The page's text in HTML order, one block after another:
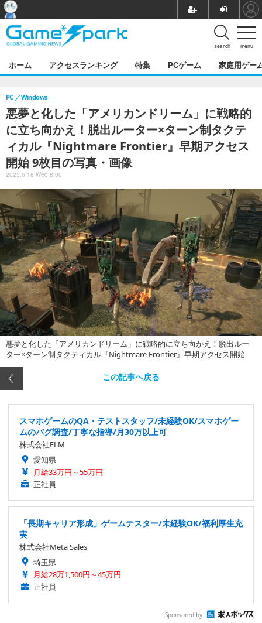
menu
search
ホーム アクセスランキング 特集 PCゲーム 家庭用ゲー
悪夢と化した「アメリカンドリーム」に戦略的
に立ち向かえ！脱出ルーター×ターン制タクテ
ィカル『Nightmare Frontier』早期アクセス
開始 9枚目の写真・画像
PC Windows
2025.6.18 Wed 8:00
悪夢と化した「アメリカンドリーム」に戦略的に立ち向かえ！脱出ルー
ター×ターン制タクティカル『Nightmare Frontier』早期アクセス開始
この記事へ戻る
スマホゲームのQA・テストスタッフ/未経験OK/スマホゲー
ムのバグ調査/丁寧な指導/月30万以上可
株式会社ELM
愛知県
月給33万円～55万円
正社員
「長期キャリア形成」ゲームテスター/未経験OK/福利厚生充
実
株式会社Meta Sales
埼玉県
月給28万1,500円～45万円
正社員
Sponsored by